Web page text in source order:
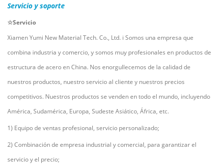
Servicio y soporte
☆Servicio
Xiamen Yumi New Material Tech. Co., Ltd. i Somos una empresa que
combina industria y comercio, y somos muy profesionales en productos de
estructura de acero en China. Nos enorgullecemos de la calidad de
nuestros productos, nuestro servicio al cliente y nuestros precios
competitivos. Nuestros productos se venden en todo el mundo, incluyendo
América, Sudamérica, Europa, Sudeste Asiático, África, etc.
1) Equipo de ventas profesional, servicio personalizado;
2) Combinación de empresa industrial y comercial, para garantizar el
servicio y el precio;